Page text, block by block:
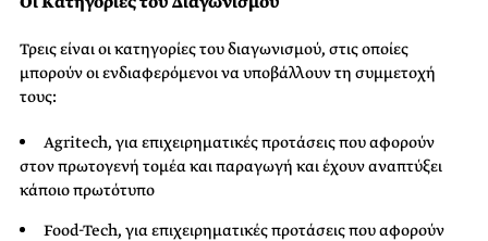
Τρεις είναι οι κατηγορίες του διαγωνισμού, στις οποίες
μπορούν οι ενδιαφερόμενοι να υποβάλλουν τη συμμετοχή
τους:
Agritech, για επιχειρηματικές προτάσεις που αφορούν
στον πρωτογενή τομέα και παραγωγή και έχουν αναπτύξει
κάποιο πρωτότυπο
Food-Tech, για επιχειρηματικές προτάσεις που αφορούν